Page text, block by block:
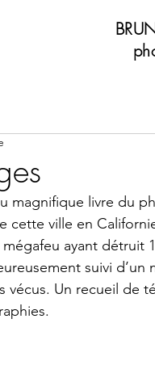
magnifique livre du
cette ville en
ayant détruit
suivi
vécus. Un recueil de